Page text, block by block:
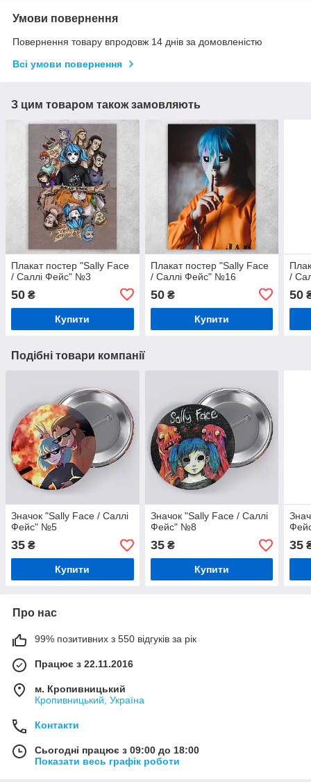
Умови повернення
Повернення товару впродовж 14 днів за домовленістю
Всі умови повернення
З цим товаром також замовляють
Плакат постер "Sally Face
/ Саллі Фейс" №3
50 ₴
Купити
Плакат постер "Sally Face
/ Саллі Фейс" №16
50₴
Купити
/
50
Подібні товари компанії
Значок "Sally Face / Саллі
Фейс" №5
35 ₴
Купити
Значок "Sally Face / Саллі
Фейс" №8
35₴
Купити
35
Про нас
99% позитивних з 550 відгуків за рік
Працює з 22.11.2016
м. Кропивницький
Кропивницький, Україна
Контакти
Сьогодні працює з 09:00 до 18:00
Показати весь графік роботи